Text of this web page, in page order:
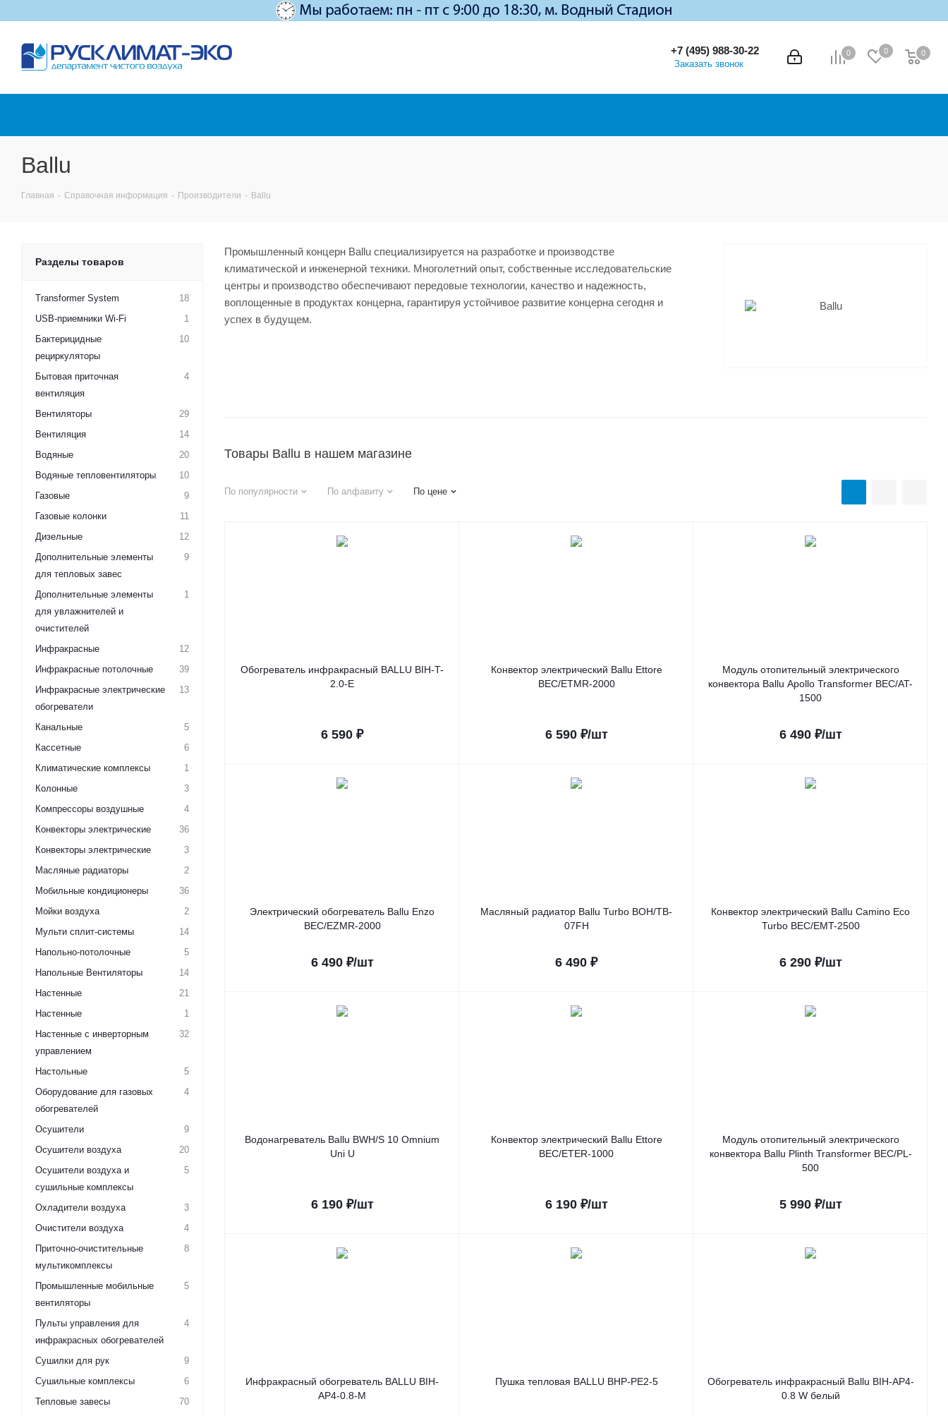
0 0 0
0
+7 (495) 988-30-22
Заказать звонок
Ballu
Главная - Справочная информация - Производители - Ballu
Промышленный концерн Ballu специализируется на разработке и производстве
климатической и инженерной техники. Многолетний опыт, собственные исследовательские
центры и производство обеспечивают передовые технологии, качество и надежность,
воплощенные в продуктах концерна, гарантируя устойчивое развитие концерна сегодня и
успех в будущем.
Товары Ballu в нашем магазине
По популярности По алфавиту По цене
Обогреватель инфракрасный BALLU BIH-T-
2.0-E
6 590 ₽
Конвектор электрический Ballu Ettore
BEC/ETMR-2000
6 590₽/шт
Модуль отопительный электрического
конвектора Ballu Apollo Transformer BEC/AT-
1500
6 490₽/шт
Электрический обогреватель Ballu Enzo
BEC/EZMR-2000
6 490₽/шт
Масляный радиатор Ballu Turbo BOH/TB-
07FH
6 490 ₽
Конвектор электрический Ballu Camino Eco
Turbo BEC/EMT-2500
6 290₽/шт
Водонагреватель Ballu BWH/S 10 Omnium
Uni U
6 190₽/шт
Конвектор электрический Ballu Ettore
BEC/ETER-1000
6 190₽/шт
Модуль отопительный электрического
конвектора Ballu Plinth Transformer BEC/PL-
500
5 990₽/шт
Инфракрасный обогреватель BALLU BIH-
AP4-0.8-M
Пушка тепловая BALLU BHP-PE2-5
Обогреватель инфракрасный Ballu BIH-AP4-
0.8 W белый
Разделы товаров
Transformer System
18
USB-приемники Wi-Fi
1
Бактерицидные
рециркуляторы
10
Бытовая приточная
вентиляция
4
Вентиляторы
29
Вентиляция
14
Водяные
20
Водяные тепловентиляторы
10
Газовые
9
Газовые колонки
11
Дизельные
12
Дополнительные элементы
для тепловых завес
9
Дополнительные элементы
для увлажнителей и
очистителей
1
Инфракрасные
12
Инфракрасные потолочные
39
Инфракрасные электрические
обогреватели
13
Канальные
5
Кассетные
6
Климатические комплексы
1
Колонные
3
Компрессоры воздушные
4
Конвекторы электрические
36
Конвекторы электрические
3
Масляные радиаторы
2
Мобильные кондиционеры
36
Мойки воздуха
2
Мульти сплит-системы
14
Напольно-потолочные
5
Напольные Вентиляторы
14
Настенные
21
Настенные
1
Настенные с инверторным
управлением
32
Настольные
5
Оборудование для газовых
обогревателей
4
Осушители
9
Осушители воздуха
20
Осушители воздуха и
сушильные комплексы
5
Охладители воздуха
3
Очистители воздуха
4
Приточно-очистительные
мультикомплексы
8
Промышленные мобильные
вентиляторы
5
Пульты управления для
инфракрасных обогревателей
4
Сушилки для рук
9
Сушильные комплексы
6
Тепловые завесы
70